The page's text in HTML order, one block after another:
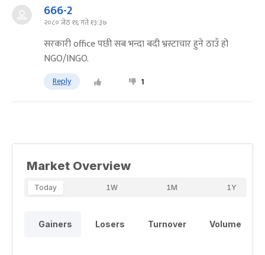
666-2
२०८० जेठ १६ गते १३:३७
सरकारी office पछी सब भन्दा बदी भ्रस्टाचार हुने ठाउँ हो
NGO/INGO.
Reply 1